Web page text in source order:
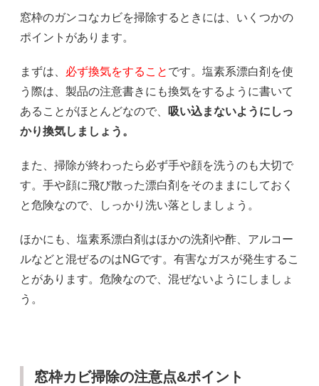
窓枠のガンコなカビを掃除するときには、いくつかの
ポイントがあります。
まずは、 必ず換気をすること です。塩素系漂白剤を使
う際は、製品の注意書きにも換気をするように書いて
あることがほとんどなので、
吸い込まないようにしっ
かり換気しましょう。
また、掃除が終わったら必ず手や顔を洗うのも大切で
す。手や顔に飛び散った漂白剤をそのままにしておく
と危険なので、しっかり洗い落としましょう。
ほかにも、塩素系漂白剤はほかの洗剤や酢、アルコー
ルなどと混ぜるのはNGです。有害なガスが発生するこ
とがあります。危険なので、混ぜないようにしましょ
う。
窓枠カビ掃除の注意点&ポイント